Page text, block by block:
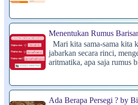
Menentukan Rumus
Mari kita sama-sama kita
jabarkan secara rinci,
aritmatika, apa saja rumus
Ada Berapa Persegi ? by